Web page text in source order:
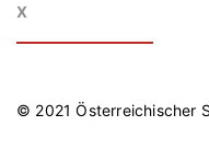
X
© 2021 Österreichischer